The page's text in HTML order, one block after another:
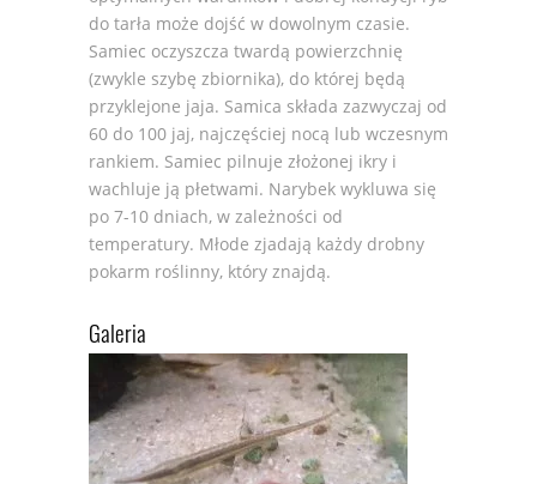
do tarła może dojść w dowolnym czasie.
Samiec oczyszcza twardą powierzchnię
(zwykle szybę zbiornika), do której będą
przyklejone jaja. Samica składa zazwyczaj od
60 do 100 jaj, najczęściej nocą lub wczesnym
rankiem. Samiec pilnuje złożonej ikry i
wachluje ją płetwami. Narybek wykluwa się
po 7-10 dniach, w zależności od
temperatury. Młode zjadają każdy drobny
pokarm roślinny, który znajdą.
Galeria